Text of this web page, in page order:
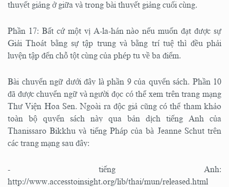
thuyết giảng ở giữa và trong bài thuyết giảng cuối cùng.
Phần 17: Bất cứ một vị A-la-hán nào nếu muốn đạt được sự
Giải Thoát bằng sự tập trung và bằng trí tuệ thì đều phải
luyện tập đến chỗ tột cùng của phép tu về ba điểm.
Bài chuyển ngữ dưới đây là phần 9 của quyển sách. Phần 10
đã được chuyển ngữ và người đọc có thể xem trên trang mạng
Thư Viện Hoa Sen. Ngoài ra độc giả cũng có thể tham khảo
toàn bộ quyển sách này qua bản dịch tiếng Anh của
Thanissaro Bikkhu và tiếng Pháp của bà Jeanne Schut trên
các trang mạng sau đây:
- tiếng Anh:
http://www.accesstoinsight.org/lib/thai/mun/released.html